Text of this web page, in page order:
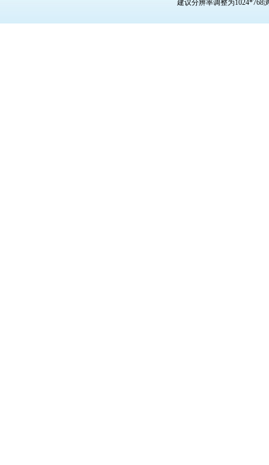
建议分辨率调整为1024*768